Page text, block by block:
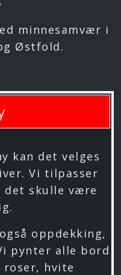
minnesamvær i
Østfold.
kan det velges
Vi tilpasser
det skulle være
oppdekking,
pynter alle bord
roser, hvite